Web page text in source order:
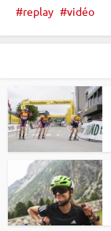
replay vidéo